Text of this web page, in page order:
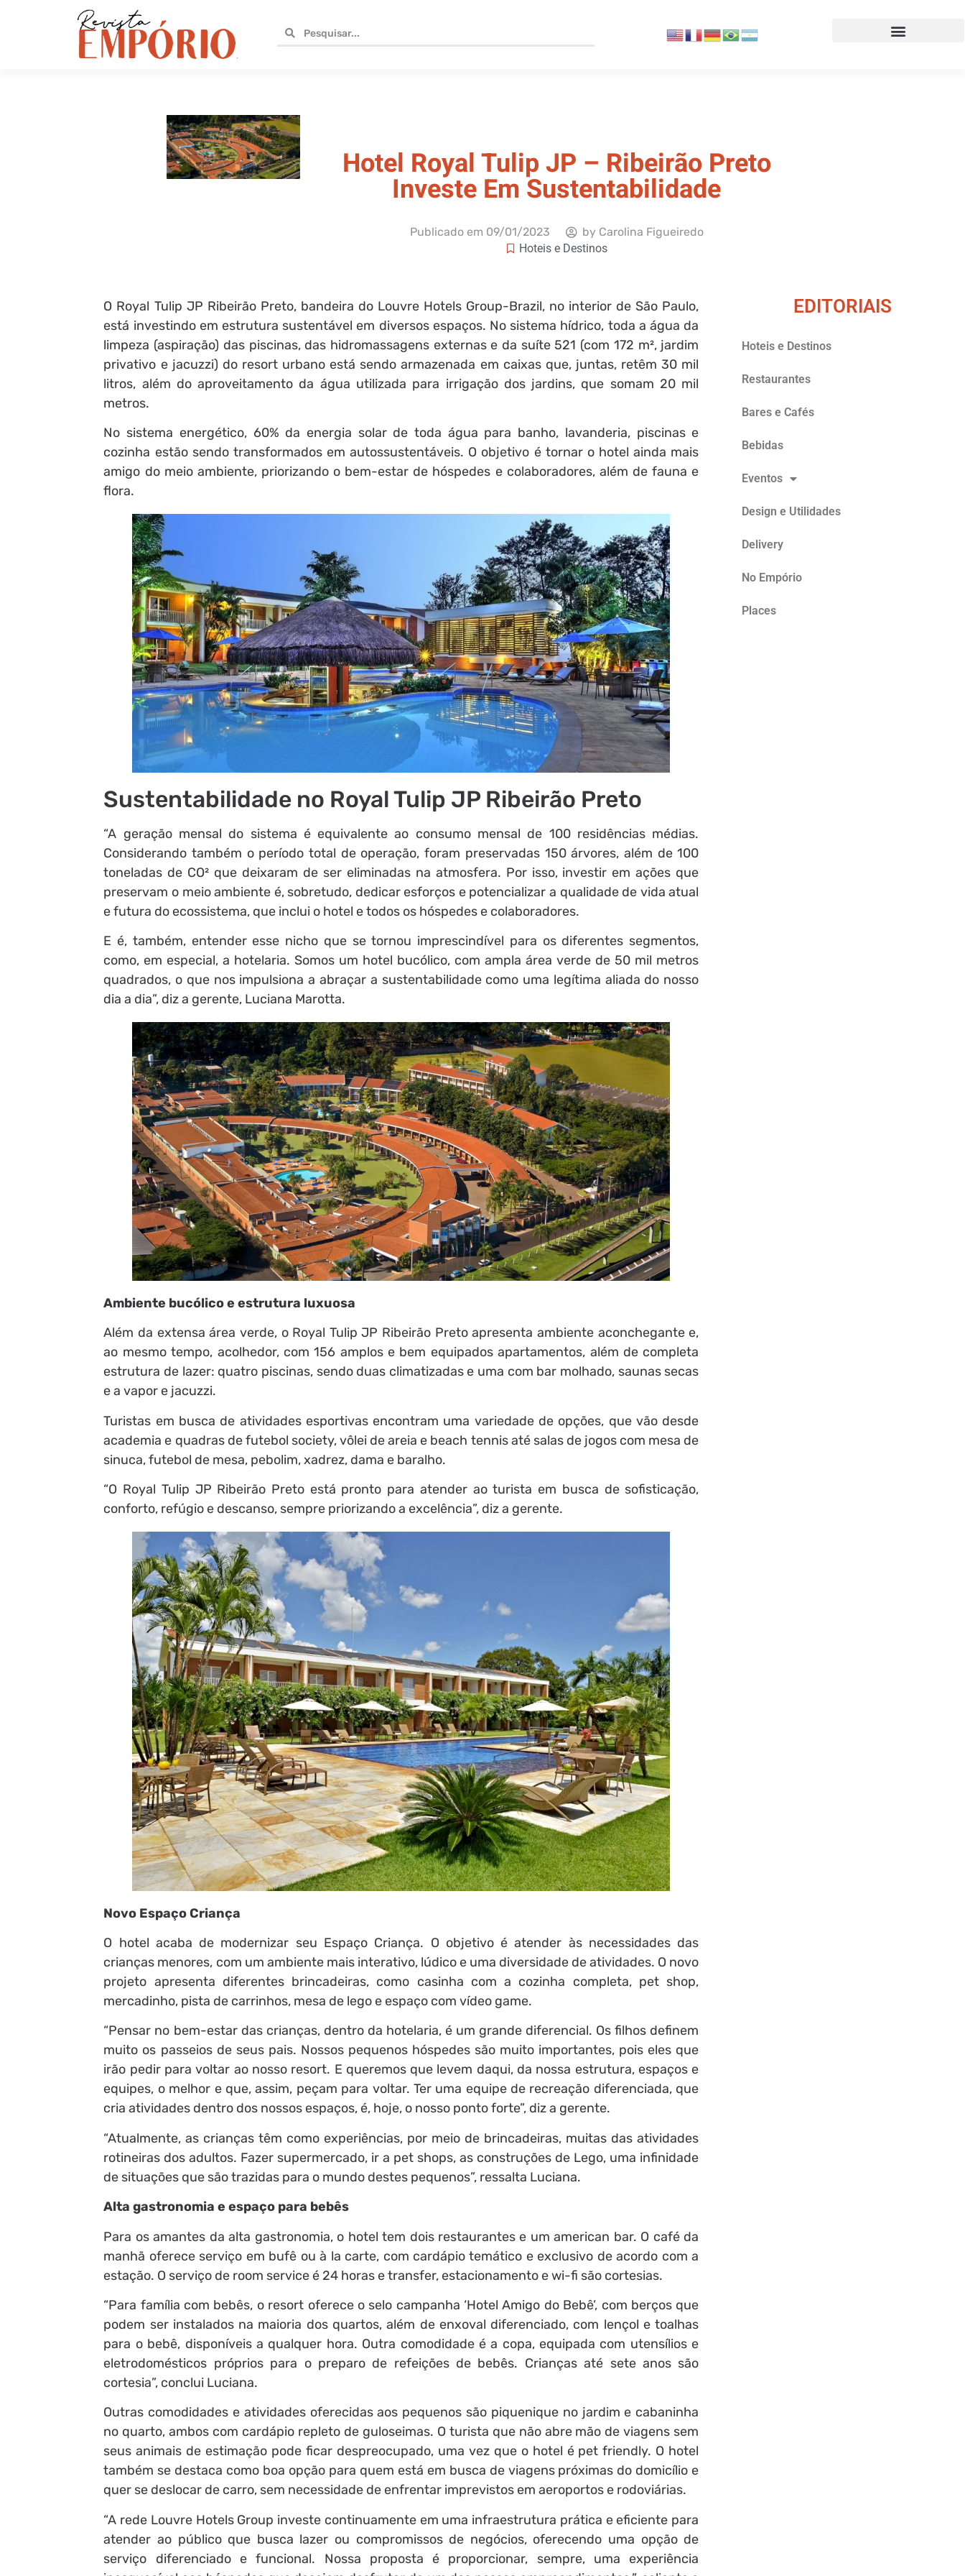
Hotel Royal Tulip JP – Ribeirão Preto
Investe Em Sustentabilidade
Publicado em 09/01/2023 byCarolina Figueiredo
Hoteis e Destinos
O Royal Tulip JP Ribeirão Preto, bandeira do Louvre Hotels Group-Brazil, no interior de São Paulo,
está investindo em estrutura sustentável em diversos espaços. No sistema hídrico, toda a água da
limpeza (aspiração) das piscinas, das hidromassagens externas e da suíte 521 (com 172 m², jardim
privativo e jacuzzi) do resort urbano está sendo armazenada em caixas que, juntas, retêm 30 mil
litros, além do aproveitamento da água utilizada para irrigação dos jardins, que somam 20 mil
metros.
No sistema energético, 60% da energia solar de toda água para banho, lavanderia, piscinas e
cozinha estão sendo transformados em autossustentáveis. O objetivo é tornar o hotel ainda mais
amigo do meio ambiente, priorizando o bem-estar de hóspedes e colaboradores, além de fauna e
flora.
Sustentabilidade no Royal Tulip JP Ribeirão Preto
“A geração mensal do sistema é equivalente ao consumo mensal de 100 residências médias.
Considerando também o período total de operação, foram preservadas 150 árvores, além de 100
toneladas de CO² que deixaram de ser eliminadas na atmosfera. Por isso, investir em ações que
preservam o meio ambiente é, sobretudo, dedicar esforços e potencializar a qualidade de vida atual
e futura do ecossistema, que inclui o hotel e todos os hóspedes e colaboradores.
E é, também, entender esse nicho que se tornou imprescindível para os diferentes segmentos,
como, em especial, a hotelaria. Somos um hotel bucólico, com ampla área verde de 50 mil metros
quadrados, o que nos impulsiona a abraçar a sustentabilidade como uma legítima aliada do nosso
dia a dia”, diz a gerente, Luciana Marotta.
Ambiente bucólico e estrutura luxuosa
Além da extensa área verde, o Royal Tulip JP Ribeirão Preto apresenta ambiente aconchegante e,
ao mesmo tempo, acolhedor, com 156 amplos e bem equipados apartamentos, além de completa
estrutura de lazer: quatro piscinas, sendo duas climatizadas e uma com bar molhado, saunas secas
e a vapor e jacuzzi.
Turistas em busca de atividades esportivas encontram uma variedade de opções, que vão desde
academia e quadras de futebol society, vôlei de areia e beach tennis até salas de jogos com mesa de
sinuca, futebol de mesa, pebolim, xadrez, dama e baralho.
“O Royal Tulip JP Ribeirão Preto está pronto para atender ao turista em busca de sofisticação,
conforto, refúgio e descanso, sempre priorizando a excelência”, diz a gerente.
Novo Espaço Criança
O hotel acaba de modernizar seu Espaço Criança. O objetivo é atender às necessidades das
crianças menores, com um ambiente mais interativo, lúdico e uma diversidade de atividades. O novo
projeto apresenta diferentes brincadeiras, como casinha com a cozinha completa, pet shop,
mercadinho, pista de carrinhos, mesa de lego e espaço com vídeo game.
“Pensar no bem-estar das crianças, dentro da hotelaria, é um grande diferencial. Os filhos definem
muito os passeios de seus pais. Nossos pequenos hóspedes são muito importantes, pois eles que
irão pedir para voltar ao nosso resort. E queremos que levem daqui, da nossa estrutura, espaços e
equipes, o melhor e que, assim, peçam para voltar. Ter uma equipe de recreação diferenciada, que
cria atividades dentro dos nossos espaços, é, hoje, o nosso ponto forte”, diz a gerente.
“Atualmente, as crianças têm como experiências, por meio de brincadeiras, muitas das atividades
rotineiras dos adultos. Fazer supermercado, ir a pet shops, as construções de Lego, uma infinidade
de situações que são trazidas para o mundo destes pequenos”, ressalta Luciana.
Alta gastronomia e espaço para bebês
Para os amantes da alta gastronomia, o hotel tem dois restaurantes e um american bar. O café da
manhã oferece serviço em bufê ou à la carte, com cardápio temático e exclusivo de acordo com a
estação. O serviço de room service é 24 horas e transfer, estacionamento e wi-fi são cortesias.
“Para família com bebês, o resort oferece o selo campanha ‘Hotel Amigo do Bebê’, com berços que
podem ser instalados na maioria dos quartos, além de enxoval diferenciado, com lençol e toalhas
para o bebê, disponíveis a qualquer hora. Outra comodidade é a copa, equipada com utensílios e
eletrodomésticos próprios para o preparo de refeições de bebês. Crianças até sete anos são
cortesia”, conclui Luciana.
Outras comodidades e atividades oferecidas aos pequenos são piquenique no jardim e cabaninha
no quarto, ambos com cardápio repleto de guloseimas. O turista que não abre mão de viagens sem
seus animais de estimação pode ficar despreocupado, uma vez que o hotel é pet friendly. O hotel
também se destaca como boa opção para quem está em busca de viagens próximas do domicílio e
quer se deslocar de carro, sem necessidade de enfrentar imprevistos em aeroportos e rodoviárias.
“A rede Louvre Hotels Group investe continuamente em uma infraestrutura prática e eficiente para
atender ao público que busca lazer ou compromissos de negócios, oferecendo uma opção de
serviço diferenciado e funcional. Nossa proposta é proporcionar, sempre, uma experiência
EDITORIAIS
Hoteis e Destinos
Restaurantes
Bares e Cafés
Bebidas
Eventos
Design e Utilidades
Delivery
No Empório
Places